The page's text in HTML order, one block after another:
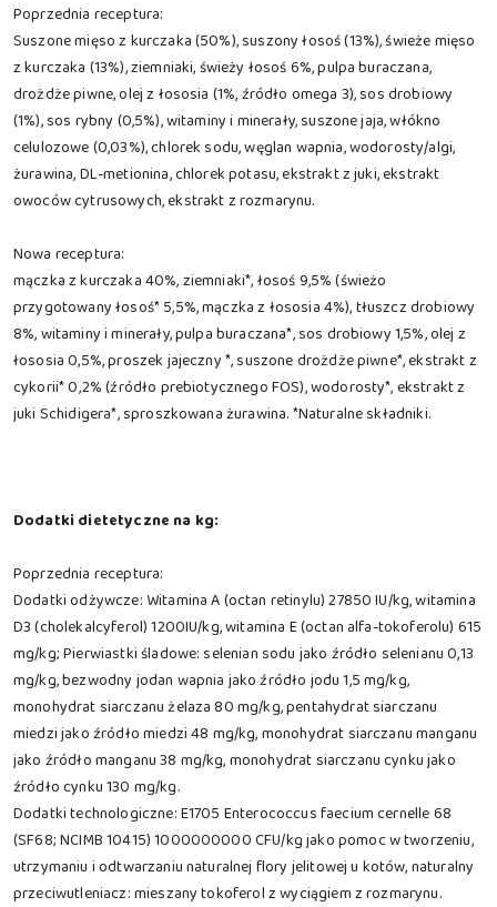
Poprzednia receptura:
Suszone mięso z kurczaka (50%), suszony łosoś (13%), świeże mięso
z kurczaka (13%), ziemniaki, świeży łosoś 6%, pulpa buraczana,
drożdże piwne, olej z łososia (1%, źródło omega 3), sos drobiowy
(1%), sos rybny (0,5%), witaminy i minerały, suszone jaja, włókno
celulozowe (0,03%), chlorek sodu, węglan wapnia, wodorosty/algi,
żurawina, DL-metionina, chlorek potasu, ekstrakt z juki, ekstrakt
owoców cytrusowych, ekstrakt z rozmarynu.
Nowa receptura:
mączka z kurczaka 40%, ziemniaki*, łosoś 9,5% (świeżo
przygotowany łosoś* 5,5%, mączka z łososia 4%), tłuszcz drobiowy
8%, witaminy i minerały, pulpa buraczana*, sos drobiowy 1,5%, olej z
łososia 0,5%, proszek jajeczny *, suszone drożdże piwne*, ekstrakt z
cykorii* 0,2% (źródło prebiotycznego FOS), wodorosty*, ekstrakt z
juki Schidigera*, sproszkowana żurawina. *Naturalne składniki.
Dodatki dietetyczne na kg:
Poprzednia receptura:
Dodatki odżywcze: Witamina A (octan retinylu) 27850 IU/kg, witamina
D3 (cholekalcyferol) 1200IU/kg, witamina E (octan alfa-tokoferolu) 615
mg/kg; Pierwiastki śladowe: selenian sodu jako źródło selenianu 0,13
mg/kg, bezwodny jodan wapnia jako źródło jodu 1,5 mg/kg,
monohydrat siarczanu żelaza 80 mg/kg, pentahydrat siarczanu
miedzi jako źródło miedzi 48 mg/kg, monohydrat siarczanu manganu
jako źródło manganu 38 mg/kg, monohydrat siarczanu cynku jako
źródło cynku 130 mg/kg.
Dodatki technologiczne: E1705 Enterococcus faecium cernelle 68
(SF68; NCIMB 10415) 1000000000 CFU/kg jako pomoc w tworzeniu,
utrzymaniu i odtwarzaniu naturalnej flory jelitowej u kotów, naturalny
przeciwutleniacz: mieszany tokoferol z wyciągiem z rozmarynu.